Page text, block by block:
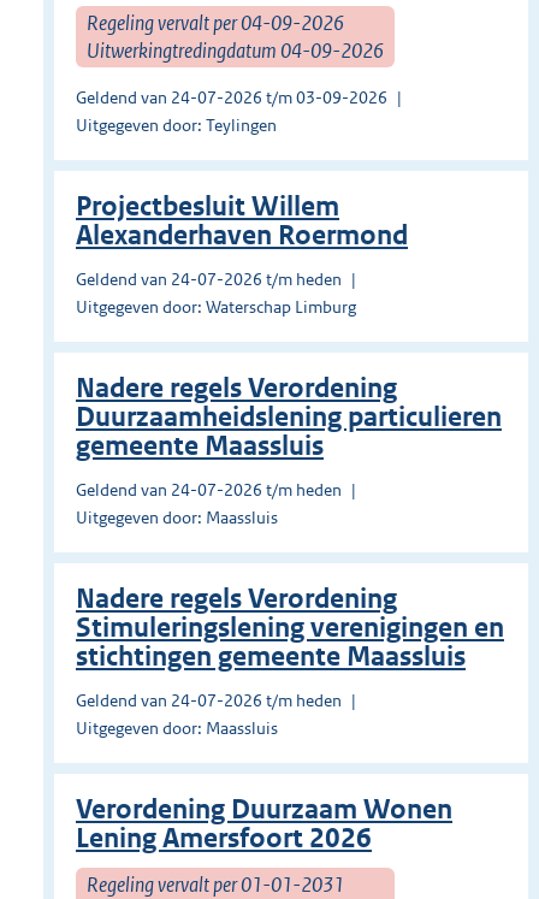
Regeling vervalt per 04-09-2026
Uitwerkingtredingdatum 04-09-2026
Geldend van 24-07-2026 t/m 03-09-2026
Uitgegeven door: Teylingen
Projectbesluit Willem
Alexanderhaven Roermond
Geldend van 24-07-2026 t/m heden
Uitgegeven door: Waterschap Limburg
Nadere regels Verordening
Duurzaamheidslening particulieren
gemeente Maassluis
Geldend van 24-07-2026 t/m heden
Uitgegeven door: Maassluis
Nadere regels Verordening
Stimuleringslening verenigingen en
stichtingen gemeente Maassluis
Geldend van 24-07-2026 t/m heden
Uitgegeven door: Maassluis
Verordening Duurzaam Wonen
Lening Amersfoort 2026
Regeling vervalt per 01-01-2031